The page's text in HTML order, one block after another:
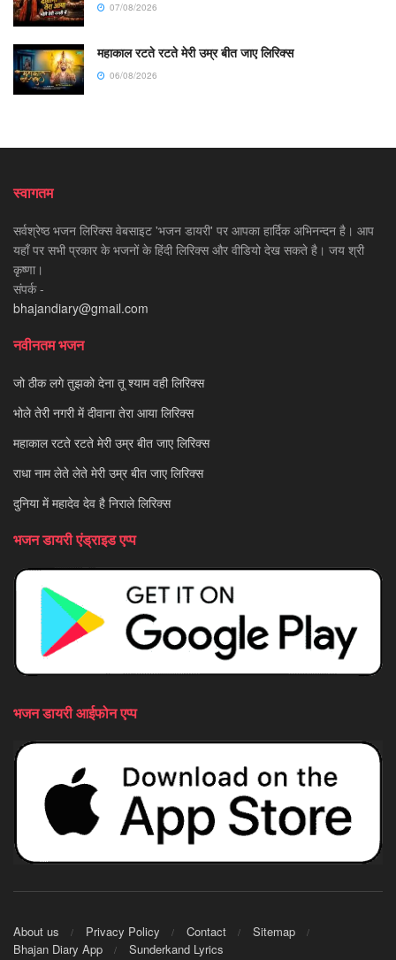
07/08/2026
महाकाल रटते रटते मेरी उम्र बीत जाए लिरिक्स
06/08/2026
स्वागतम
सर्वश्रेष्ठ भजन लिरिक्स वेबसाइट 'भजन डायरी' पर आपका हार्दिक अभिनन्दन है। आप
यहाँ पर सभी प्रकार के भजनों के हिंदी लिरिक्स और वीडियो देख सकते है। जय श्री
कृष्णा।
संपर्क -
bhajandiary@gmail.com
नवीनतम भजन
जो ठीक लगे तुझको देना तू श्याम वही लिरिक्स
भोले तेरी नगरी में दीवाना तेरा आया लिरिक्स
महाकाल रटते रटते मेरी उम्र बीत जाए लिरिक्स
राधा नाम लेते लेते मेरी उम्र बीत जाए लिरिक्स
दुनिया में महादेव देव है निराले लिरिक्स
भजन डायरी एंड्राइड एप्प
भजन डायरी आईफोन एप्प
About us Privacy Policy Contact
Sitemap
Bhajan Diary App
Sunderkand Lyrics